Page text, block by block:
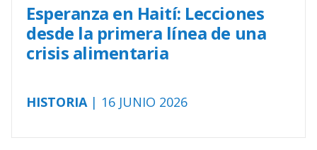
Esperanza en Haití: Lecciones
desde la primera línea de una
crisis alimentaria
HISTORIA| 16 JUNIO 2026